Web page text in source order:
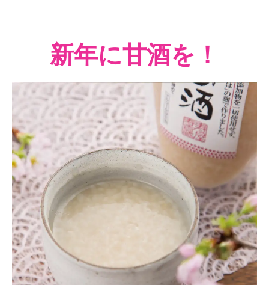
新年に甘酒を！